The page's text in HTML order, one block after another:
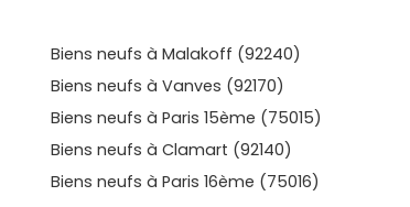
nombreux projets immobiliers modernes, parfaits
ce secteur est idéal pour ceux qui
Biens neufs à Malakoff (92240)
Biens neufs à Vanves (92170)
Biens neufs à Paris 15ème (75015)
Biens neufs à Clamart (92140)
Biens neufs à Paris 16ème (75016)